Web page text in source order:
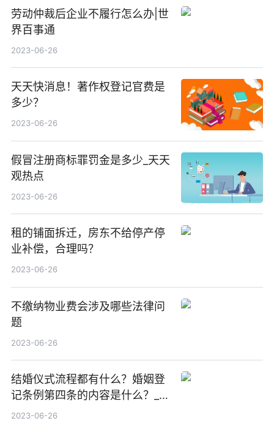
劳动仲裁后企业不履行怎么办|世
界百事通
2023-06-26
天天快消息！著作权登记官费是
多少？
2023-06-26
假冒注册商标罪罚金是多少_天天
观热点
2023-06-26
租的铺面拆迁，房东不给停产停
业补偿，合理吗？
2023-06-26
不缴纳物业费会涉及哪些法律问
题
2023-06-26
结婚仪式流程都有什么？婚姻登
记条例第四条的内容是什么？_天
天视点
2023-06-26